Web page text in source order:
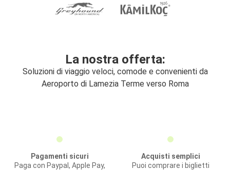
La nostra offerta:
Soluzioni di viaggio veloci, comode e convenienti da
Aeroporto di Lamezia Terme verso Roma
Pagamenti sicuri
Paga con Paypal, Apple Pay,
Acquisti semplici
Puoi comprare i biglietti